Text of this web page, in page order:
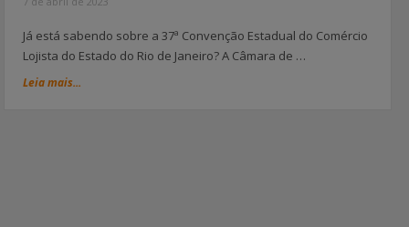
Já está sabendo sobre a 37ª Convenção Estadual do Comércio
Lojista do Estado do Rio de Janeiro? A Câmara de …
Leia mais...